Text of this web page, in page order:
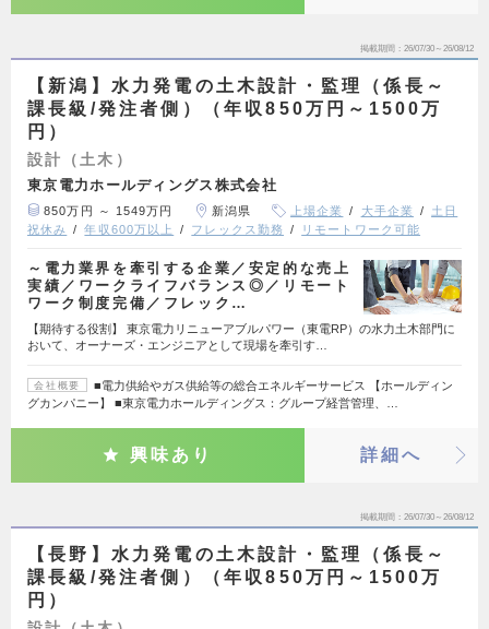
掲載期間 26/07/30～26/08/12
【新潟】水力発電の土木設計・監理（係長～
課長級/発注者側）（年収850万円～1500万
円）
設計（土木）
東京電力ホールディングス株式会社
850万円 ～ 1549万円 新潟県 上場企業 大手企業
土日
祝休み
年収600万以上 フレックス勤務 リモートワーク可能
～電力業界を牽引する企業／安定的な売上
実績／ワークライフバランス◎／リモート
ワーク制度完備／フレック…
【期待する役割】 東京電力リニューアブルパワー（東電RP）の水力土木部門に
おいて、オーナーズ・エンジニアとして現場を牽引す…
会社概要
■電力供給やガス供給等の総合エネルギーサービス 【ホールディン
グカンパニー】 ■東京電力ホールディングス：グループ経営管理、…
興味あり 詳細へ
掲載期間 26/07/30～26/08/12
【長野】水力発電の土木設計・監理（係長～
課長級/発注者側）（年収850万円～1500万
円）